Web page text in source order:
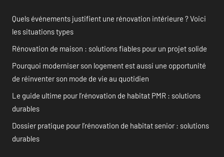
Quels événements justifient une rénovation intérieure ? Voici
les situations types
Rénovation de maison : solutions fiables pour un projet solide
Pourquoi moderniser son logement est aussi une opportunité
de réinventer son mode de vie au quotidien
Le guide ultime pour l’rénovation de habitat PMR : solutions
durables
Dossier pratique pour l’rénovation de habitat senior : solutions
durables